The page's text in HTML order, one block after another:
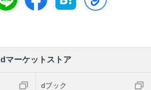
dマーケットストア
dブック